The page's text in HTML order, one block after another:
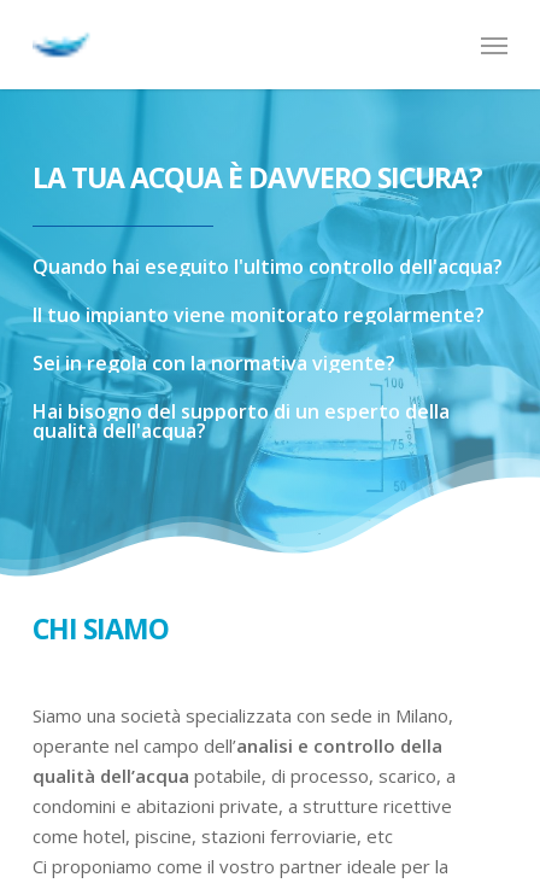
Menu
LA TUA ACQUA È DAVVERO SICURA?
Quando hai eseguito l'ultimo controllo dell'acqua?
Il tuoimpianto viene monitorato regolarmente?
Seiinregola con lanormativa vigente?
Hai bisognodel supportodi un esperto della
qualitàdell'acqua?
CHI SIAMO
Siamo una società specializzata con sede in Milano,
operante nel campo dell’analisi e controllo della
qualità dell’acqua potabile, di processo, scarico, a
condomini e abitazioni private, a strutture ricettive
come hotel, piscine, stazioni ferroviarie, etc
Ci proponiamo come il vostro partner ideale per la